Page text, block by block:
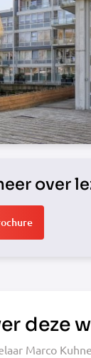
over
deze
Marco